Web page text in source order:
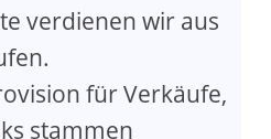
verdienen wir aus
für Verkäufe,
stammen